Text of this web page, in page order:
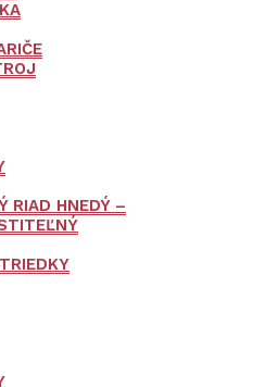
RIAD HNEDÝ –